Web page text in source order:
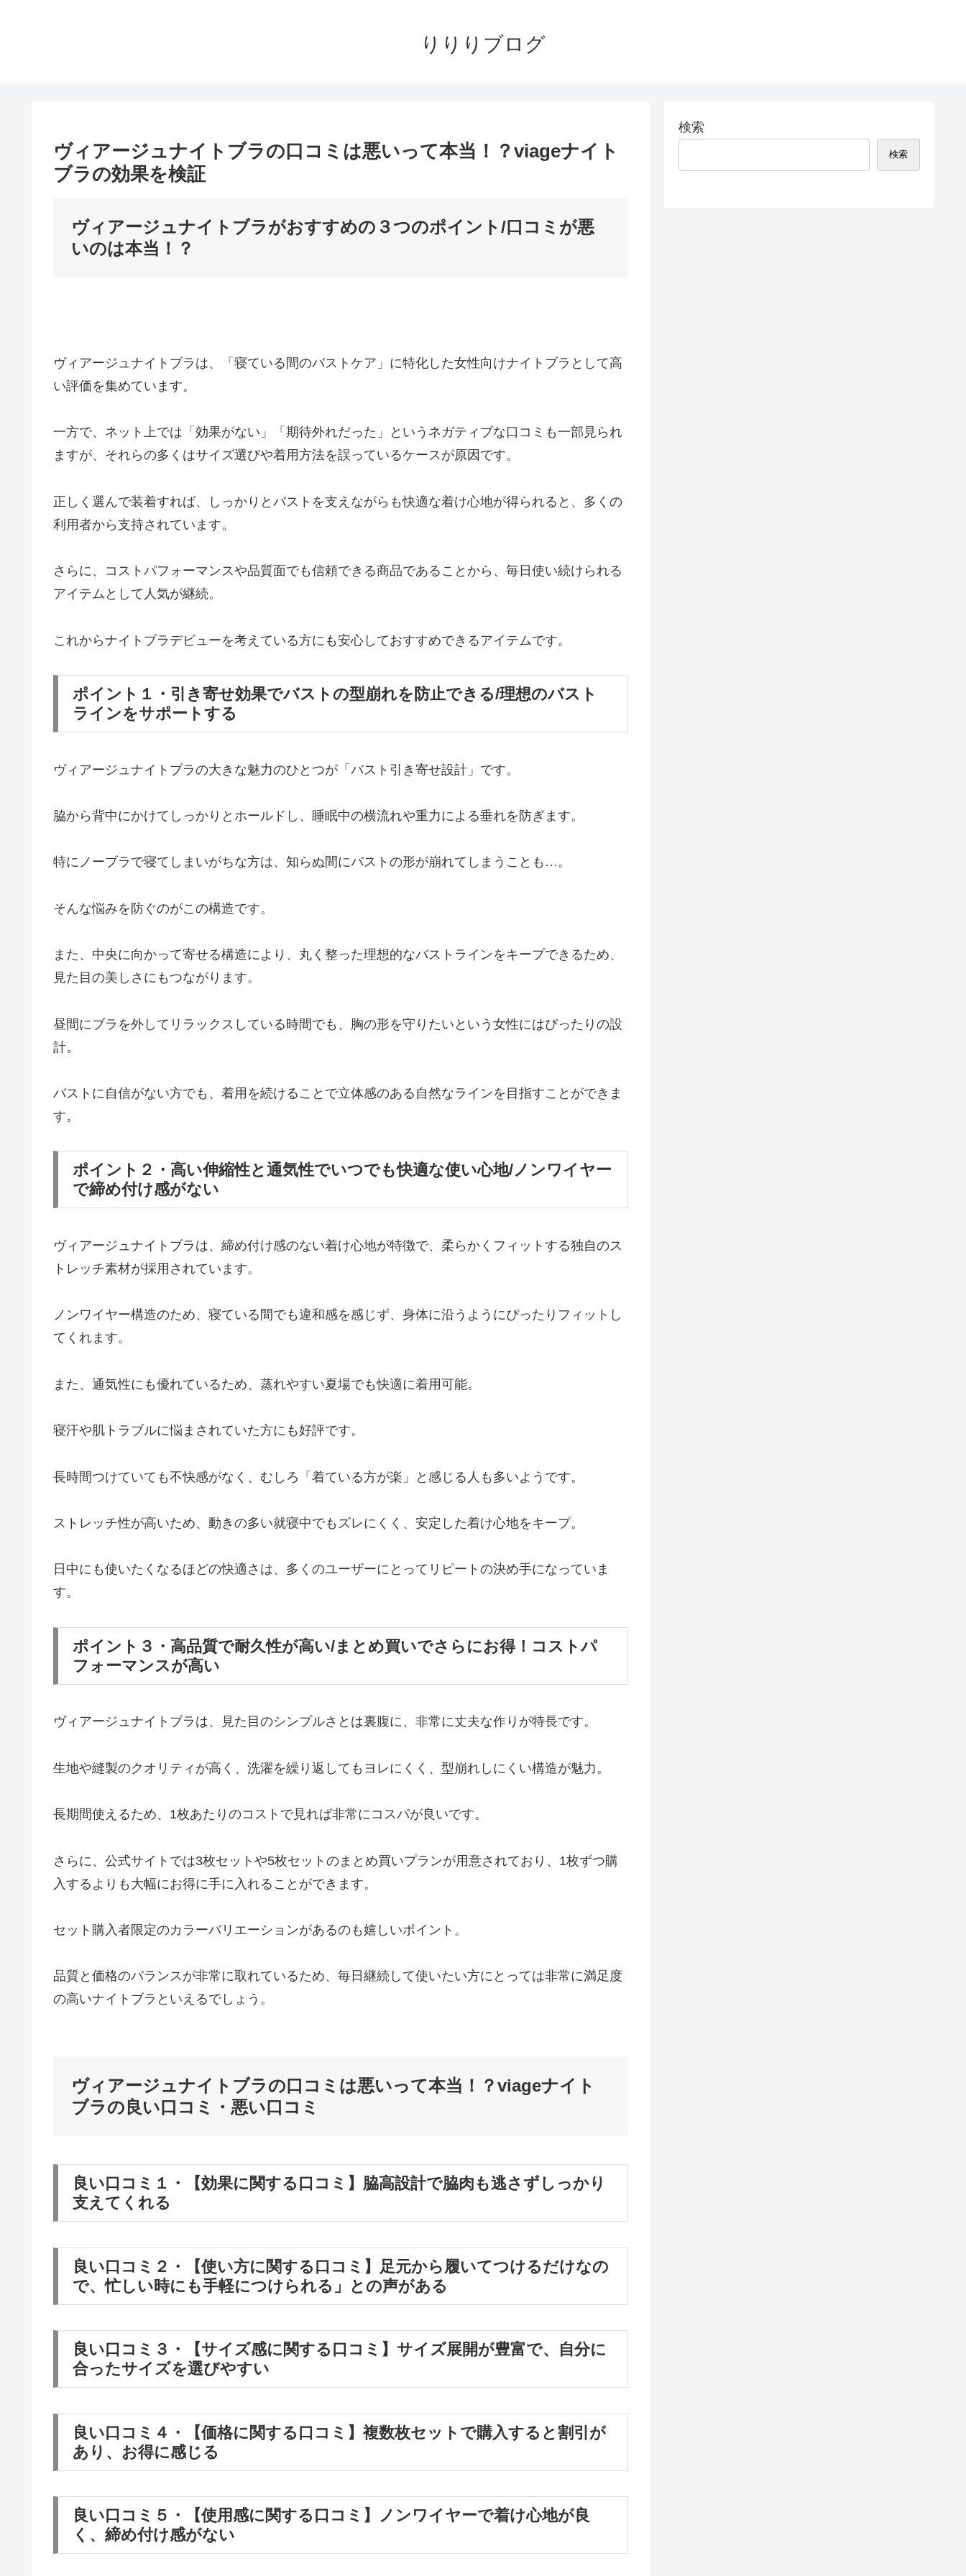
りりりブログ
ヴィアージュナイトブラの口コミは悪いって本当！？viageナイト
ブラの効果を検証
ヴィアージュナイトブラがおすすめの３つのポイント/口コミが悪
いのは本当！？
ヴィアージュナイトブラは、「寝ている間のバストケア」に特化した女性向けナイトブラとして高
い評価を集めています。
一方で、ネット上では「効果がない」「期待外れだった」というネガティブな口コミも一部見られ
ますが、それらの多くはサイズ選びや着用方法を誤っているケースが原因です。
正しく選んで装着すれば、しっかりとバストを支えながらも快適な着け心地が得られると、多くの
利用者から支持されています。
さらに、コストパフォーマンスや品質面でも信頼できる商品であることから、毎日使い続けられる
アイテムとして人気が継続。
これからナイトブラデビューを考えている方にも安心しておすすめできるアイテムです。
ポイント１・引き寄せ効果でバストの型崩れを防止できる/理想のバスト
ラインをサポートする
ヴィアージュナイトブラの大きな魅力のひとつが「バスト引き寄せ設計」です。
脇から背中にかけてしっかりとホールドし、睡眠中の横流れや重力による垂れを防ぎます。
特にノーブラで寝てしまいがちな方は、知らぬ間にバストの形が崩れてしまうことも…。
そんな悩みを防ぐのがこの構造です。
また、中央に向かって寄せる構造により、丸く整った理想的なバストラインをキープできるため、
見た目の美しさにもつながります。
昼間にブラを外してリラックスしている時間でも、胸の形を守りたいという女性にはぴったりの設
計。
バストに自信がない方でも、着用を続けることで立体感のある自然なラインを目指すことができま
す。
ポイント２・高い伸縮性と通気性でいつでも快適な使い心地/ノンワイヤー
で締め付け感がない
ヴィアージュナイトブラは、締め付け感のない着け心地が特徴で、柔らかくフィットする独自のス
トレッチ素材が採用されています。
ノンワイヤー構造のため、寝ている間でも違和感を感じず、身体に沿うようにぴったりフィットし
てくれます。
また、通気性にも優れているため、蒸れやすい夏場でも快適に着用可能。
寝汗や肌トラブルに悩まされていた方にも好評です。
長時間つけていても不快感がなく、むしろ「着ている方が楽」と感じる人も多いようです。
ストレッチ性が高いため、動きの多い就寝中でもズレにくく、安定した着け心地をキープ。
日中にも使いたくなるほどの快適さは、多くのユーザーにとってリピートの決め手になっていま
す。
ポイント３・高品質で耐久性が高い/まとめ買いでさらにお得！コストパ
フォーマンスが高い
ヴィアージュナイトブラは、見た目のシンプルさとは裏腹に、非常に丈夫な作りが特長です。
生地や縫製のクオリティが高く、洗濯を繰り返してもヨレにくく、型崩れしにくい構造が魅力。
長期間使えるため、1枚あたりのコストで見れば非常にコスパが良いです。
さらに、公式サイトでは3枚セットや5枚セットのまとめ買いプランが用意されており、1枚ずつ購
入するよりも大幅にお得に手に入れることができます。
セット購入者限定のカラーバリエーションがあるのも嬉しいポイント。
品質と価格のバランスが非常に取れているため、毎日継続して使いたい方にとっては非常に満足度
の高いナイトブラといえるでしょう。
ヴィアージュナイトブラの口コミは悪いって本当！？viageナイト
ブラの良い口コミ・悪い口コミ
良い口コミ１・【効果に関する口コミ】脇高設計で脇肉も逃さずしっかり
支えてくれる
良い口コミ２・【使い方に関する口コミ】足元から履いてつけるだけなの
で、忙しい時にも手軽につけられる」との声がある
良い口コミ３・【サイズ感に関する口コミ】サイズ展開が豊富で、自分に
合ったサイズを選びやすい
良い口コミ４・【価格に関する口コミ】複数枚セットで購入すると割引が
あり、お得に感じる
良い口コミ５・【使用感に関する口コミ】ノンワイヤーで着け心地が良
く、締め付け感がない
検索
検索